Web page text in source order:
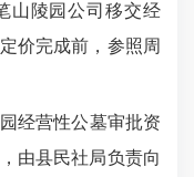
山陵园公司移交经
价完成前，参照周
经营性公墓审批资
由县民社局负责向